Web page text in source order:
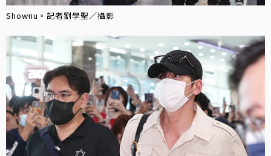
Shownu。記者劉學聖／攝影